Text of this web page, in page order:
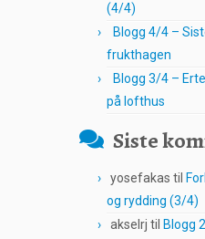
(4/4)
Blogg 4/4 –
frukthagen
Blogg 3/4 –
på lofthus
Siste
yosefakas til
og rydding (3/4)
akselrj til Blogg